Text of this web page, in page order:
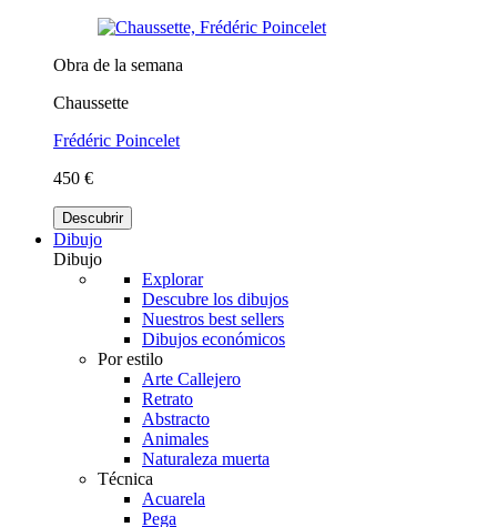
Obra de la semana
Chaussette
Frédéric Poincelet
450 €
Descubrir
Dibujo
Dibujo
Explorar
Descubre los dibujos
Nuestros best sellers
Dibujos económicos
Por estilo
Arte Callejero
Retrato
Abstracto
Animales
Naturaleza muerta
Técnica
Acuarela
Pega